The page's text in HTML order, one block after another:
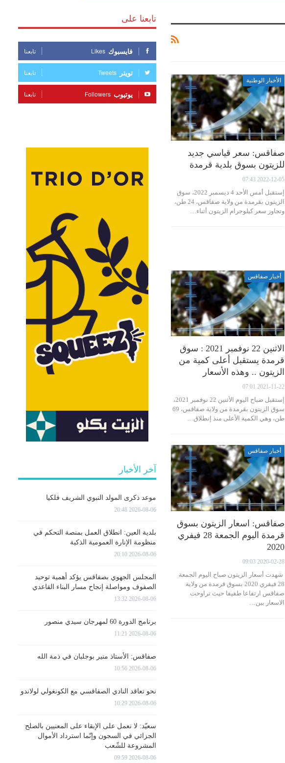
الأخبار الوطنية
صفاقس: سعر قياسي جديد
للزيتون بسوق بلدية قرمدة
2022-12-05 07:43
إستقبل أمس الأحد 4 ديسمبر 2022، سوق
الزيتون بقرمدة من ولاية صفاقس، 24 طن،
وتجاوز سعر كيلوجرام الزيتون أثناء…
أخبار صفاقس
الاثنين 22 نوفمبر 2021 : سوق
قرمدة يستقبل أعلى كمية من
الزيتون .. وهذه الأسعار
2021-11-22 07:01
إستقبل صباح اليوم الأثنين 22 نوفمبر 2021،
سوق الزيتون بقرمدة من ولاية صفاقس، 69
طن، وهي الكمية الأعلى منذ إنطلاق…
أخبار صفاقس
صفاقس: اسعار الزيتون بسوق
قرمدة اليوم الجمعة 28 فيفري
2020
2020-02-28 09:03
شهدت أسعار الزيتون صباح اليوم الجمعة
28 فيفري 2020 بسوق قرمدة من ولاية
صفاقس ارتفاعا طفيفا حيث تراوحت
الاسعار بين…
تابعنا على
فايسبوك Likes تابعنا
تويتر Tweets تابعنا
يوتيوب Followers تابعنا
آخر الأخبار
موعد ذكرى المولد النبوي الشريف فلكيا
2026-08-06 20:48
بلدية العين: انطلاق العمل بمنصة التحكم في
منظومة الإنارة العمومية الذكية
2026-08-06 20:10
المجلس الجهوي بصفاقس يؤكد أهمية توحيد
الصفوف ومواصلة إنجاح مسار البناء القاعدي
2026-08-06 13:32
برنامج الدورة 60 لمهرجان سيدي منصور
2026-08-06 11:21
صفاقس: الأستاذ منير بوجلبان في ذمة الله
2026-08-06 10:56
نحو تعاقد النادي الصفاقسي مع الكونغولي لولاندو
2026-08-06 10:29
سعيّد: لا نعمل على الإبقاء على المعنيين بالصلح
الجزائي في السجون وإنّما استرداد الأموال
المشروعة للشّعب
2026-08-06 09:59